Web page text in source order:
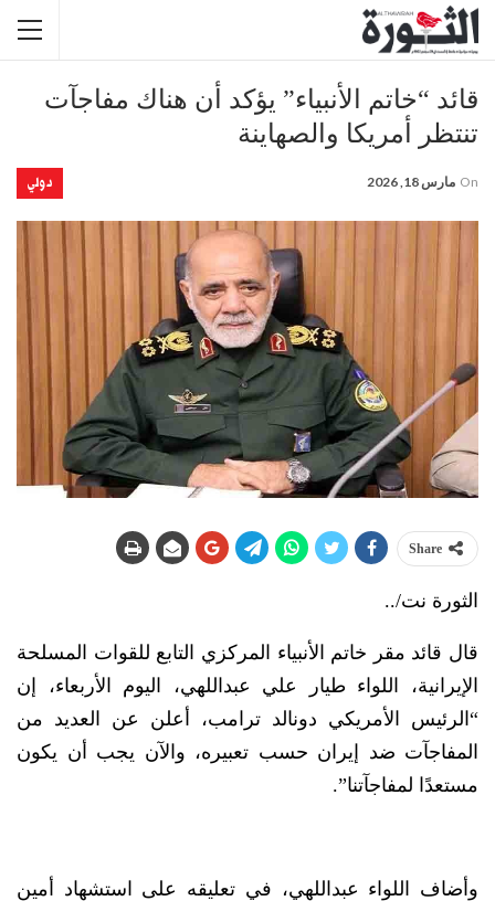
قائد “خاتم الأنبياء” يؤكد أن هناك مفاجآت
تنتظر أمريكا والصهاينة
دولي On مارس 18, 2026
Share
الثورة نت/..
قال قائد مقر خاتم الأنبياء المركزي التابع للقوات المسلحة
الإيرانية، اللواء طيار علي عبداللهي، اليوم الأربعاء، إن
“الرئيس الأمريكي دونالد ترامب، أعلن عن العديد من
المفاجآت ضد إيران حسب تعبيره، والآن يجب أن يكون
مستعدًا لمفاجآتنا”.
وأضاف اللواء عبداللهي، في تعليقه على استشهاد أمين